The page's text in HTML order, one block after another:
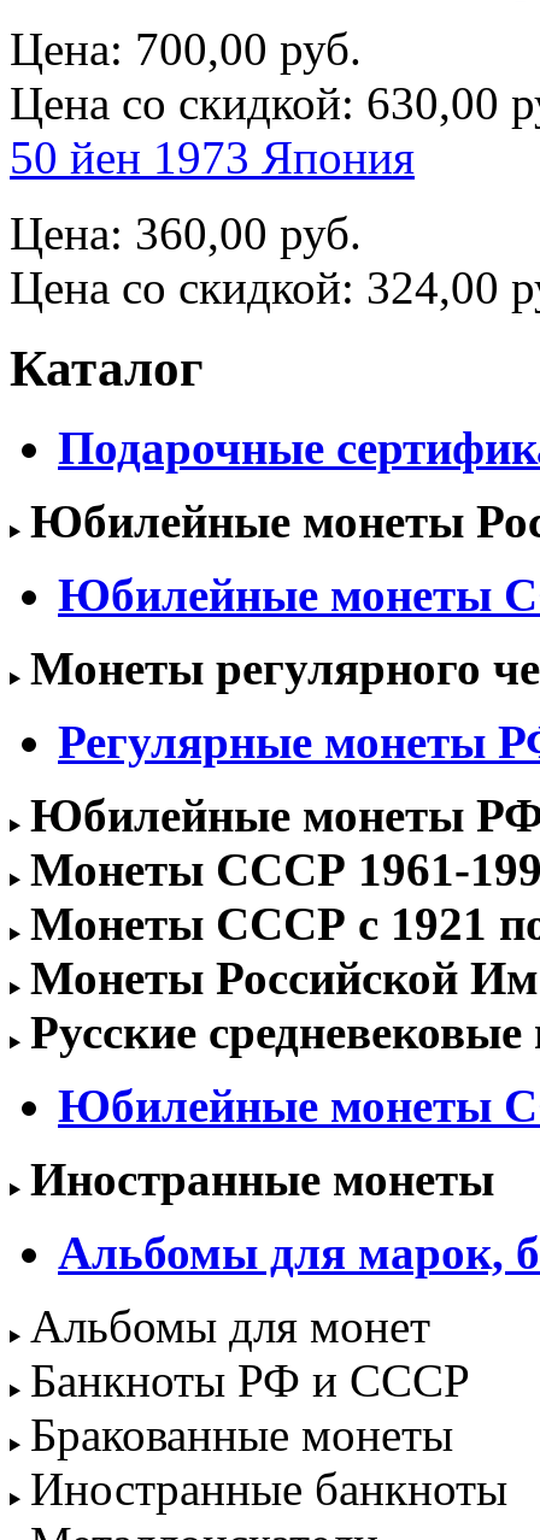
Цена: 700,00 руб.
Цена со скидкой: 630,00
50 йен 1973 Япония
Цена: 360,00 руб.
Цена со скидкой: 324,00
Каталог
Подарочные
Юбилейные монеты
Юбилейные монеты
Монеты регулярного
Регулярные монеты
Юбилейные монеты РФ
Монеты СССР 1961-
Монеты СССР с 1921 по
Монеты Российской
Русские
Юбилейные монеты
Иностранные монеты
Альбомы для марок,
Альбомы для монет
Банкноты РФ и СССР
Бракованные монеты
Иностранные банкноты